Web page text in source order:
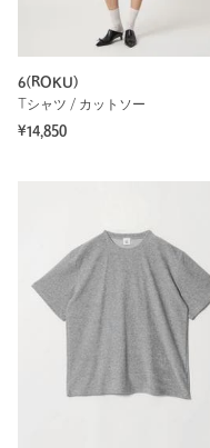
6(ROKU)
Tシャツ / カットソー
¥14,850